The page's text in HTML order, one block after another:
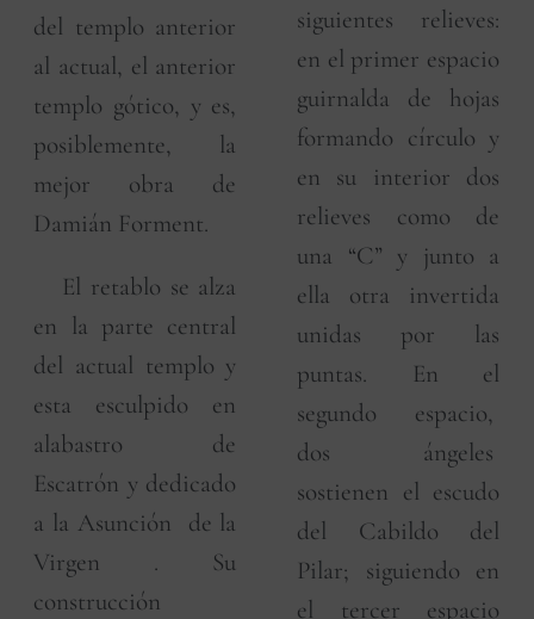
del templo anterior
al actual, el anterior
templo gótico, y es,
posiblemente, la
mejor obra de
Damián Forment.
El retablo se alza
en la parte central
del actual templo y
esta esculpido en
alabastro de
Escatrón y dedicado
a la Asunción de la
Virgen . Su
construcción
siguientes relieves:
en el primer espacio
guirnalda de hojas
formando círculo y
en su interior dos
relieves como de
una “C” y junto a
ella otra invertida
unidas por las
puntas. En el
segundo espacio,
dos ángeles
sostienen el escudo
del Cabildo del
Pilar; siguiendo en
el tercer espacio